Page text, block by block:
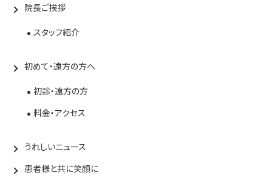
院長ご挨拶
スタッフ紹介
初めて・遠方の方へ
初診・遠方の方
料金・アクセス
うれしいニュース
患者様と共に笑顔に